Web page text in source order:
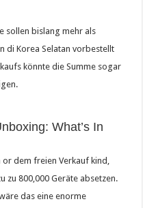
sollen bislang mehr als
di Korea Selatan vorbestellt
könnte die Summe sogar
What’s In
or dem freien Verkauf kind,
zu 800,000 Geräte absetzen.
das eine enorme